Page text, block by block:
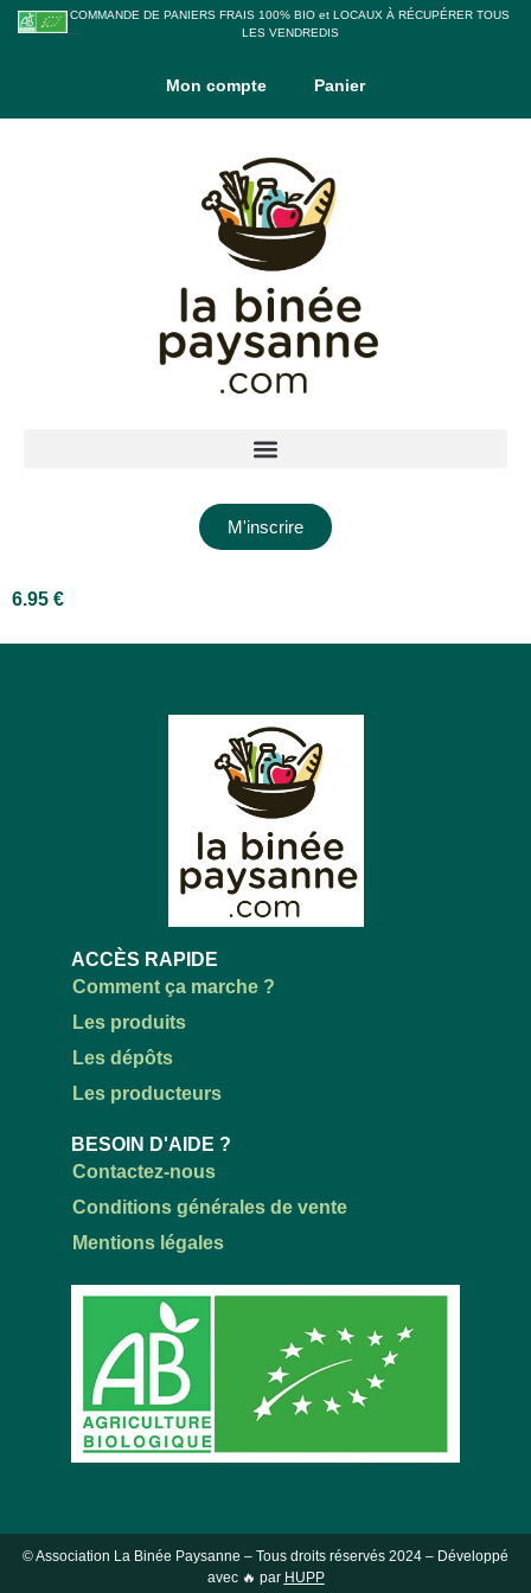
COMMANDE DE PANIERS FRAIS 100% BIO et LOCAUX À RÉCUPÉRER TOUS
LES VENDREDIS
Mon compte Panier
M'inscrire
6.95 €
ACCÈS RAPIDE
Comment ça marche ?
Les produits
Les dépôts
Les producteurs
BESOIN D'AIDE ?
Contactez-nous
Conditions générales de vente
Mentions légales
© Association La Binée Paysanne – Tous droits réservés 2024 – Développé
avec 🔥 par HUPP